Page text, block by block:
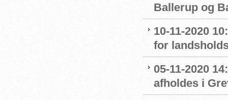
Ballerup og
10-11-2020
for
05-11-2020
afholdes i